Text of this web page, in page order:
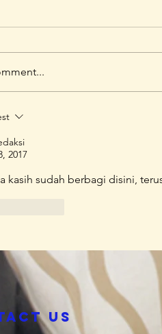
KLUB BUKU KLIP
2017
kasih sudah berbagi disini,
us